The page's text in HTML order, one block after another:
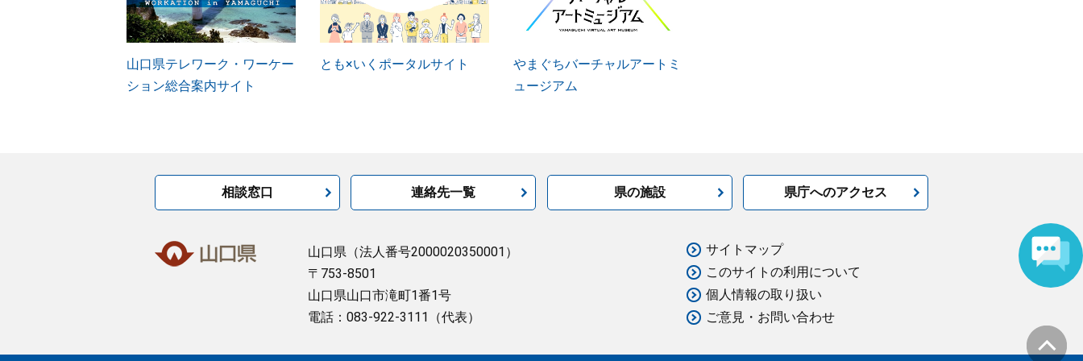
山口県テレワーク・ワーケー
ション総合案内サイト
とも×いくポータルサイト
やまぐちバーチャルアートミ
ュージアム
相談窓口 連絡先一覧 県の施設 県庁へのアクセス
山口県 （法人番号2000020350001）
〒753-8501
山口県山口市滝町1番1号
電話：083-922-3111（代表）
サイトマップ
このサイトの利用について
個人情報の取り扱い
ご意見・お問い合わせ